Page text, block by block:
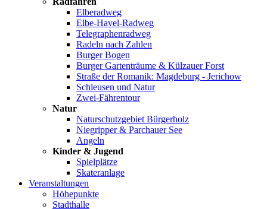
Elberadweg
Elbe-Havel-Radweg
Telegraphenradweg
Radeln nach Zahlen
Burger Bogen
Burger Gartenträume & Külzauer Forst
Straße der Romanik: Magdeburg - Jerichow
Schleusen und Natur
Zwei-Fährentour
Natur
Naturschutzgebiet Bürgerholz
Niegripper & Parchauer See
Angeln
Kinder & Jugend
Spielplätze
Skateranlage
Veranstaltungen
Höhepunkte
Stadthalle